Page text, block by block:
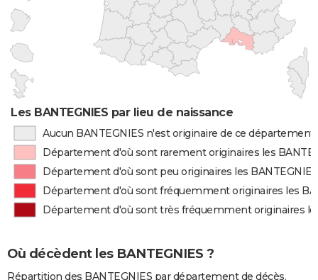
Les BANTEGNIES par lieu de naissance
Aucun BANTEGNIES n'est originaire de ce département
Département d'où sont rarement originaires les
Département d'où sont peu originaires les BANTEGNIES
Département d'où sont fréquemment originaires les
Département d'où sont très fréquemment originaires
Où décèdent les BANTEGNIES ?
Répartition des BANTEGNIES par département de décès.